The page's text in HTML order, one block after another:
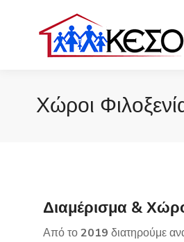
Χώροι
Διαμέρισμα &
Από το2019 διατηρούμε